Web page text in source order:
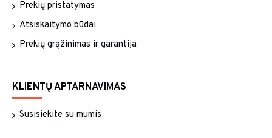
Prekių pristatymas
Atsiskaitymo būdai
Prekių grąžinimas ir garantija
KLIENTŲ APTARNAVIMAS
Susisiekite su mumis